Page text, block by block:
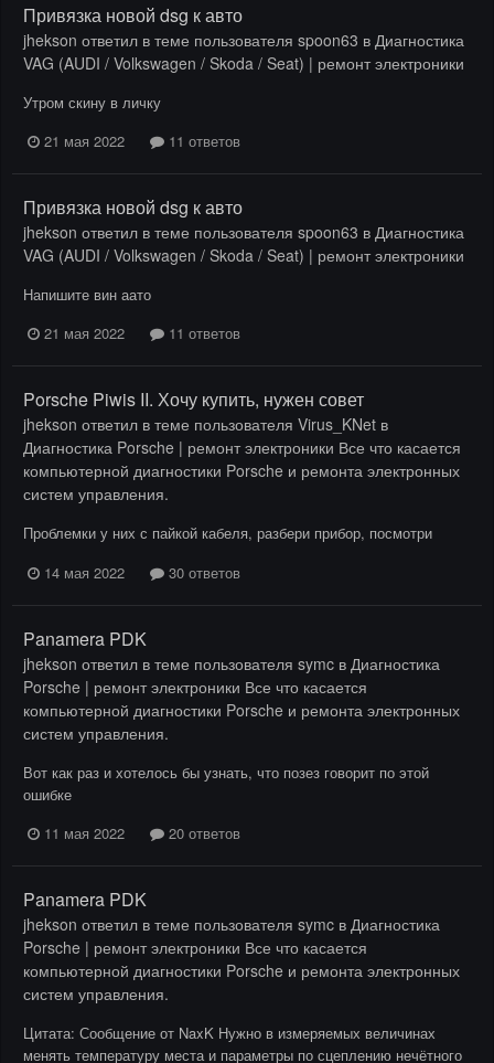
Привязка новой dsg к авто
jhekson ответил в теме пользователя spoon63 в Диагностика
VAG (AUDI / Volkswagen / Skoda / Seat) | ремонт электроники
Утром скину в личку
21 мая 2022
11 ответов
Привязка новой dsg к авто
jhekson ответил в теме пользователя spoon63 в Диагностика
VAG (AUDI / Volkswagen / Skoda / Seat) | ремонт электроники
Напишите вин аато
21 мая 2022
11 ответов
Porsche Piwis II. Хочу купить, нужен совет
jhekson ответил в теме пользователя Virus_KNet в
Диагностика Porsche | ремонт электроники Все что касается
компьютерной диагностики Porsche и ремонта электронных
систем управления.
Проблемки у них с пайкой кабеля, разбери прибор, посмотри
14 мая 2022
30 ответов
Panamera PDK
jhekson ответил в теме пользователя symc в Диагностика
Porsche | ремонт электроники Все что касается
компьютерной диагностики Porsche и ремонта электронных
систем управления.
Вот как раз и хотелось бы узнать, что позез говорит по этой
ошибке
11 мая 2022
20 ответов
Panamera PDK
jhekson ответил в теме пользователя symc в Диагностика
Porsche | ремонт электроники Все что касается
компьютерной диагностики Porsche и ремонта электронных
систем управления.
Цитата: Сообщение от NaxK Нужно в измеряемых величинах
менять температуру места и параметры по сцеплению нечётного